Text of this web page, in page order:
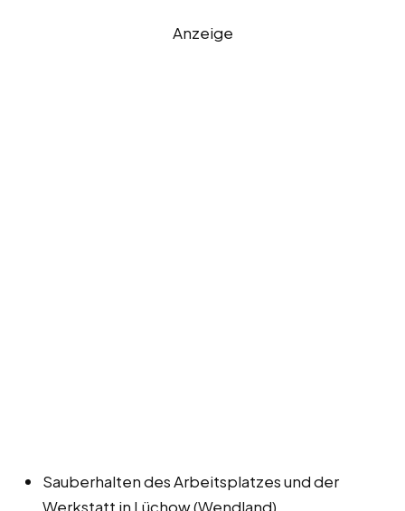
Anzeige
Sauberhalten des Arbeitsplatzes und der
Werkstatt in Lüchow (Wendland).